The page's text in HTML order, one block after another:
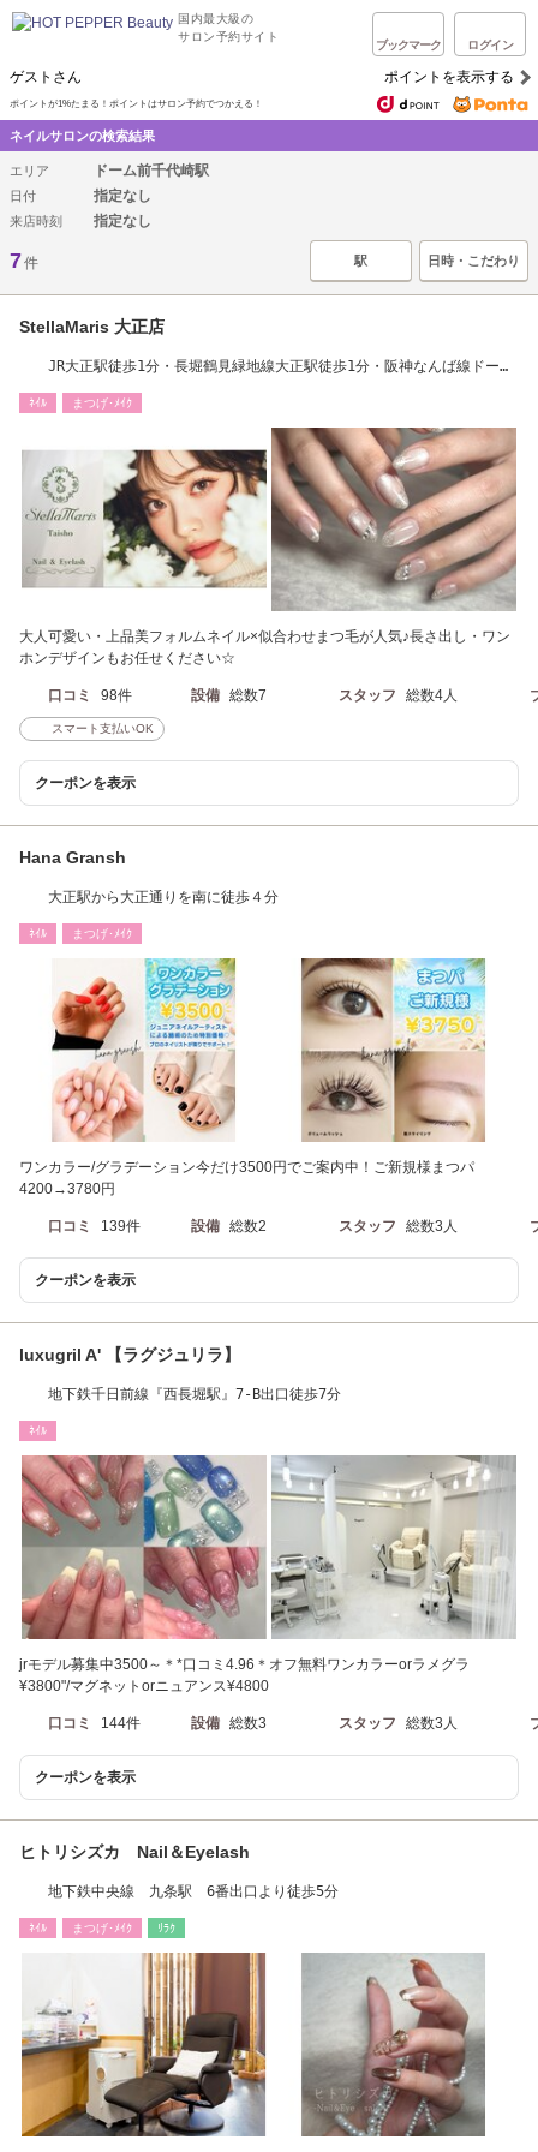
国内最大級の
サロン予約サイト
ブックマーク ログイン
ゲストさん ポイントを表示する
ポイントが1%たまる！ポイントはサロン予約でつかえる！
ネイルサロンの検索結果
エリア ドーム前千代崎駅
日付 指定なし
来店時刻 指定なし
7件 駅 日時・こだわり
StellaMaris 大正店
JR大正駅徒歩1分・長堀鶴見緑地線大正駅徒歩1分・阪神なんば線ドーム
ﾈｲﾙ まつげ･ﾒｲｸ
大人可愛い・上品美フォルムネイル×似合わせまつ毛が人気♪長さ出し・ワン
ホンデザインもお任せください☆
口コミ 98件 設備 総数7 スタッフ 総数4人
スマート支払いOK
クーポンを表示
Hana Gransh
大正駅から大正通りを南に徒歩４分
ﾈｲﾙ まつげ･ﾒｲｸ
ワンカラー/グラデーション今だけ3500円でご案内中！ご新規様まつパ
4200→3780円
口コミ 139件 設備 総数2 スタッフ 総数3人
クーポンを表示
luxugril A' 【ラグジュリラ】
地下鉄千日前線『西長堀駅』7-B出口徒歩7分
ﾈｲﾙ
jrモデル募集中3500～＊*口コミ4.96＊オフ無料ワンカラーorラメグラ
¥3800"/マグネットorニュアンス¥4800
口コミ 144件 設備 総数3 スタッフ 総数3人
クーポンを表示
ヒトリシズカ Nail＆Eyelash
地下鉄中央線 九条駅 6番出口より徒歩5分
ﾈｲﾙ まつげ･ﾒｲｸ ﾘﾗｸ